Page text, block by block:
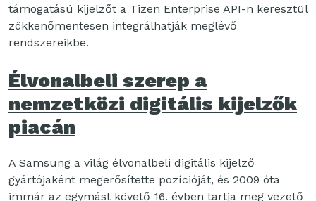
támogatású kijelzőt a Tizen Enterprise API-n keresztül
zökkenőmentesen integrálhatják meglévő
rendszereikbe.
Élvonalbeli szerep a
nemzetközi digitális kijelzők
piacán
A Samsung a világ élvonalbeli digitális kijelző
gyártójaként megerősítette pozícióját, és 2009 óta
immár az egymást követő 16. évben tartja meg vezető